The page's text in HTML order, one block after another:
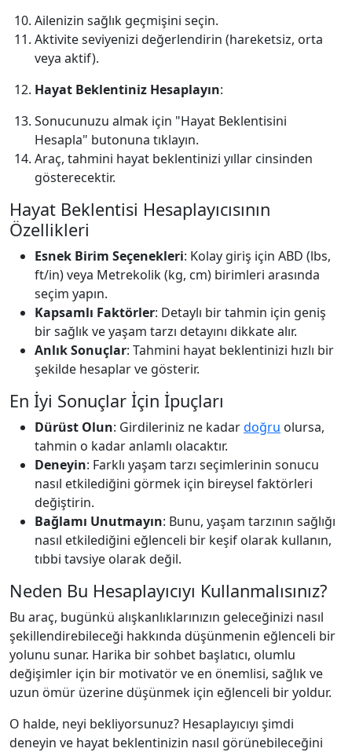
Ailenizin sağlık geçmişini seçin.
Aktivite seviyenizi değerlendirin (hareketsiz, orta
veya aktif).
Hayat Beklentiniz Hesaplayın:
Sonucunuzu almak için "Hayat Beklentisini
Hesapla" butonuna tıklayın.
Araç, tahmini hayat beklentinizi yıllar cinsinden
gösterecektir.
Hayat Beklentisi Hesaplayıcısının
Özellikleri
Esnek Birim Seçenekleri: Kolay giriş için ABD (lbs,
ft/in) veya Metrekolik (kg, cm) birimleri arasında
seçim yapın.
Kapsamlı Faktörler: Detaylı bir tahmin için geniş
bir sağlık ve yaşam tarzı detayını dikkate alır.
Anlık Sonuçlar: Tahmini hayat beklentinizi hızlı bir
şekilde hesaplar ve gösterir.
En İyi Sonuçlar İçin İpuçları
Dürüst Olun: Girdileriniz ne kadardoğru olursa,
tahmin o kadar anlamlı olacaktır.
Deneyin: Farklı yaşam tarzı seçimlerinin sonucu
nasıl etkilediğini görmek için bireysel faktörleri
değiştirin.
Bağlamı Unutmayın: Bunu, yaşam tarzının sağlığı
nasıl etkilediğini eğlenceli bir keşif olarak kullanın,
tıbbi tavsiye olarak değil.
Neden Bu Hesaplayıcıyı Kullanmalısınız?
Bu araç, bugünkü alışkanlıklarınızın geleceğinizi nasıl
şekillendirebileceği hakkında düşünmenin eğlenceli bir
yolunu sunar. Harika bir sohbet başlatıcı, olumlu
değişimler için bir motivatör ve en önemlisi, sağlık ve
uzun ömür üzerine düşünmek için eğlenceli bir yoldur.
O halde, neyi bekliyorsunuz? Hesaplayıcıyı şimdi
deneyin ve hayat beklentinizin nasıl görünebileceğini